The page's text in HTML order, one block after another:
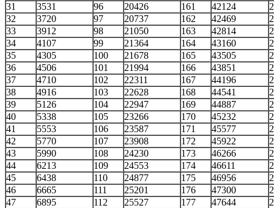
31
3531 96 20426 161 42124
32
3720 97 20737 162 42469
33
3912 98 21050 163 42814
34
4107 99 21364 164 43160
35
4305 100 21678 165 43505
36
4506 101 21994 166 43851
37
4710 102 22311 167 44196
38
4916 103 22628 168 44541
39
5126 104 22947 169 44887
40
5338 105 23266 170 45232
41
5553 106 23587 171 45577
42
5770 107 23908 172 45922
43
5990 108 24230 173 46266
44
6213 109 24553 174 46611
45
6438 110 24877 175 46956
46
6665 111 25201 176 47300
47
6895 112 25527 177 47644